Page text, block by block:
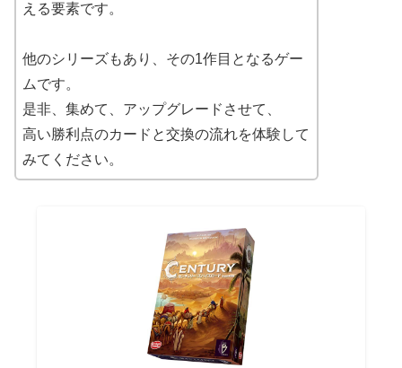
える要素です。
他のシリーズもあり、その1作目となるゲー
ムです。
是非、集めて、アップグレードさせて、
高い勝利点のカードと交換の流れを体験して
みてください。